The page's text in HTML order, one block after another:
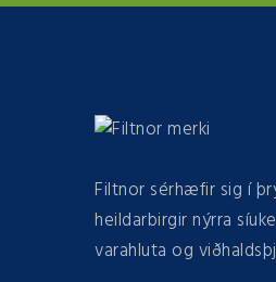
Filtnor sérhæfir sig í
heildarbirgir nýrra
varahluta og